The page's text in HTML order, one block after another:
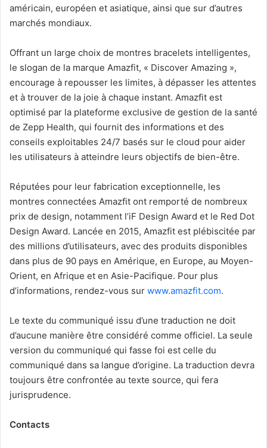
américain, européen et asiatique, ainsi que sur d’autres
marchés mondiaux.
Offrant un large choix de montres bracelets intelligentes,
le slogan de la marque Amazfit, « Discover Amazing »,
encourage à repousser les limites, à dépasser les attentes
et à trouver de la joie à chaque instant. Amazfit est
optimisé par la plateforme exclusive de gestion de la santé
de Zepp Health, qui fournit des informations et des
conseils exploitables 24/7 basés sur le cloud pour aider
les utilisateurs à atteindre leurs objectifs de bien-être.
Réputées pour leur fabrication exceptionnelle, les
montres connectées Amazfit ont remporté de nombreux
prix de design, notamment l’iF Design Award et le Red Dot
Design Award. Lancée en 2015, Amazfit est plébiscitée par
des millions d’utilisateurs, avec des produits disponibles
dans plus de 90 pays en Amérique, en Europe, au Moyen-
Orient, en Afrique et en Asie-Pacifique. Pour plus
d’informations, rendez-vous sur www.amazfit.com.
Le texte du communiqué issu d’une traduction ne doit
d’aucune manière être considéré comme officiel. La seule
version du communiqué qui fasse foi est celle du
communiqué dans sa langue d’origine. La traduction devra
toujours être confrontée au texte source, qui fera
jurisprudence.
Contacts